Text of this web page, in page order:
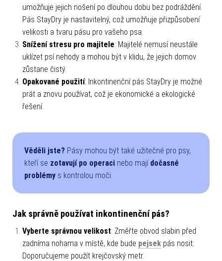
umožňuje jejich nošení po dlouhou dobu bez podráždění.
Pás StayDry je nastavitelný, což umožňuje přizpůsobení
velikosti a tvaru pásu pro vašeho psa.
Snížení stresu pro majitele: Majitelé nemusí neustále
uklízet psí nehody a mohou být v klidu, že jejich domov
zůstane čistý.
Opakované použití: Inkontinenční pás StayDry je možné
prát a znovu používat, což je ekonomické a ekologické
řešení.
Věděli jste? Pásy mohou být také užitečné pro psy,
kteří se zotavují po operaci nebo mají dočasné
problémy s kontrolou moči.
Jak správně používat inkontinenční pás?
Vyberte správnou velikost: Změřte obvod slabin před
zadníma nohama v místě, kde bude pejsek pás nosit.
Doporučujeme použít krejčovský metr.